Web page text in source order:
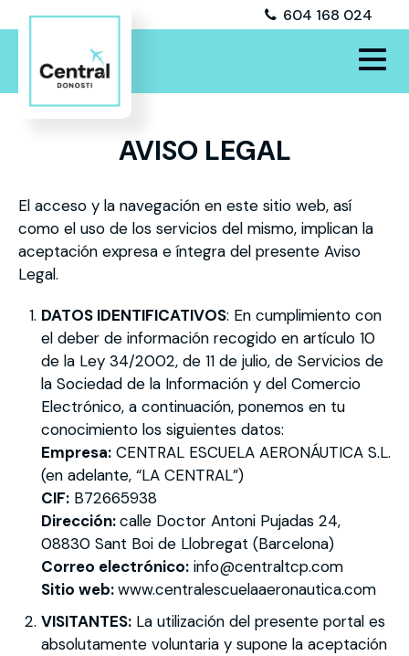
604 168 024
AVISO LEGAL
El acceso y la navegación en este sitio web, así
como el uso de los servicios del mismo, implican la
aceptación expresa e íntegra del presente Aviso
Legal.
DATOS IDENTIFICATIVOS: En cumplimiento con
el deber de información recogido en artículo 10
de la Ley 34/2002, de 11 de julio, de Servicios de
la Sociedad de la Información y del Comercio
Electrónico, a continuación, ponemos en tu
conocimiento los siguientes datos:
Empresa: CENTRAL ESCUELA AERONÁUTICA S.L.
(en adelante, “LA CENTRAL”)
CIF: B72665938
Dirección:calle Doctor Antoni Pujadas 24,
08830 Sant Boi de Llobregat (Barcelona)
Correo electrónico: info@centraltcp.com
Sitio web:www.centralescuelaaeronautica.com
VISITANTES: La utilización del presente portal es
absolutamente voluntaria y supone la aceptación